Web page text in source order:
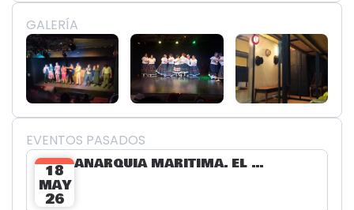
GALERÍA
EVENTOS PASADOS
18
MAY
26
ANARQUÍA MARÍTIMA. EL MUNDO PERDIDO EN UN JUEGO DE AZAR